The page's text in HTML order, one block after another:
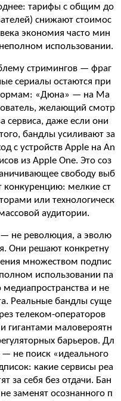
тарифы с общим до
снижают стоимос
экономия часто мин
использовании.
стримингов — фраг
сериалы остаются при
«Дюна» — на Ma
желающий смотр
сервиса, даже если они
бандлы усиливают за
с устройств Apple на An
из Apple One. Это соз
свободу выб
мелкие ст
или технологическ
аудитории.
— не революция, а эволю
Они решают конкретну
множеством подпис
использовании па
и не
Реальные бандлы суще
телеком-операторов
маловероятн
барьеров. Дл
не поиск «идеального
какие сервисы реа
за себя без отдачи. Бан
заменят осознанного п